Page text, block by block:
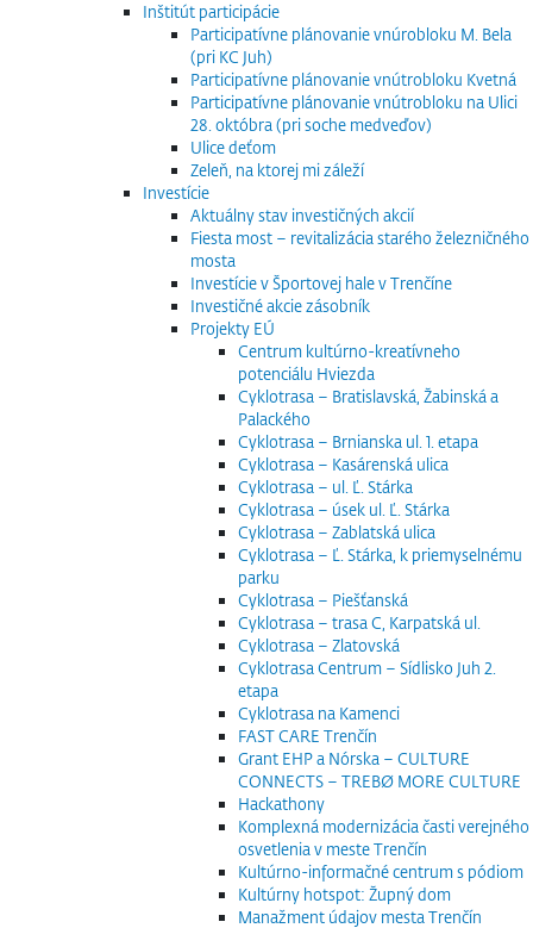
Inštitút participácie
Participatívne plánovanie vnúrobloku M. Bela
(pri KC Juh)
Participatívne plánovanie vnútrobloku Kvetná
Participatívne plánovanie vnútrobloku na Ulici
28. októbra (pri soche medveďov)
Ulice deťom
Zeleň, na ktorej mi záleží
Investície
Aktuálny stav investičných akcií
Fiesta most – revitalizácia starého železničného
mosta
Investície v Športovej hale v Trenčíne
Investičné akcie zásobník
Projekty EÚ
Centrum kultúrno-kreatívneho
potenciálu Hviezda
Cyklotrasa – Bratislavská, Žabinská a
Palackého
Cyklotrasa – Brnianska ul. 1. etapa
Cyklotrasa – Kasárenská ulica
Cyklotrasa – ul. Ľ. Stárka
Cyklotrasa – úsek ul. Ľ. Stárka
Cyklotrasa – Zablatská ulica
Cyklotrasa – Ľ. Stárka, k priemyselnému
parku
Cyklotrasa – Piešťanská
Cyklotrasa – trasa C, Karpatská ul.
Cyklotrasa – Zlatovská
Cyklotrasa Centrum – Sídlisko Juh 2.
etapa
Cyklotrasa na Kamenci
FAST CARE Trenčín
Grant EHP a Nórska – CULTURE
CONNECTS – TREBØ MORE CULTURE
Hackathony
Komplexná modernizácia časti verejného
osvetlenia v meste Trenčín
Kultúrno-informačné centrum s pódiom
Kultúrny hotspot: Župný dom
Manažment údajov mesta Trenčín